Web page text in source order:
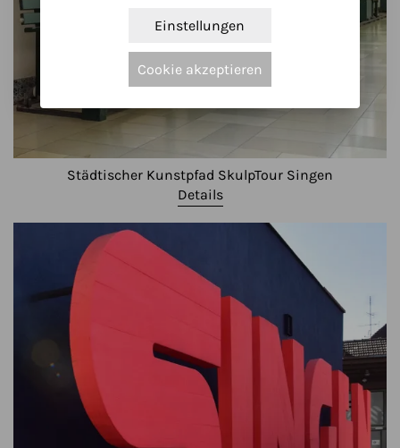
Städtischer Kunstpfad SkulpTour Singen
Details
Einstellungen
Cookie akzeptieren